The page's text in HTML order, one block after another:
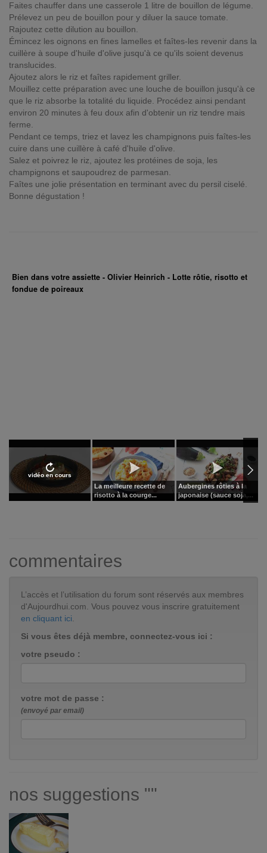
Faites chauffer dans une casserole 1 litre de bouillon de légume.
Prélevez un peu de bouillon pour y diluer la sauce tomate.
Rajoutez cette dilution au bouillon.
Émincez les oignons en fines lamelles et faîtes-les revenir dans la
cuillère à soupe d'huile d'olive jusqu'à ce qu'ils soient devenus
translucides.
Ajoutez alors le riz et faîtes rapidement griller.
Mouillez cette préparation avec une louche de bouillon jusqu'à ce
que le riz absorbe la totalité du liquide. Procédez ainsi pendant
environ 20 minutes à feu doux afin d'obtenir un riz tendre mais
ferme.
Pendant ce temps, triez et lavez les champignons puis faîtes-les
cuire dans une cuillère à café d'huile d'olive.
Salez et poivrez le riz, ajoutez les protéines de soja, les
champignons et saupoudrez de parmesan.
Faîtes une jolie présentation en terminant avec du persil ciselé.
Bonne dégustation !
Bien dans votre assiette - Olivier Heinrich - Lotte rôtie, risotto et
fondue de poireaux
vidéo en cours
La meilleure recette de
risotto à la courge...
Aubergines rôties à la
japonaise (sauce soja,...
commentaires
L’accès et l’utilisation du forum sont réservés aux membres
d'Aujourdhui.com. Vous pouvez vous inscrire gratuitement
en cliquant ici.
Si vous êtes déjà membre, connectez-vous ici :
votre pseudo :
votre mot de passe :
(envoyé par email)
nos suggestions ""